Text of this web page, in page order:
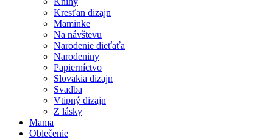
Kresťan dizajn
Maminke
Na návštevu
Narodenie dieťaťa
Narodeniny
Papierníctvo
Slovakia dizajn
Svadba
Vtipný dizajn
Z lásky
Mama
Oblečenie